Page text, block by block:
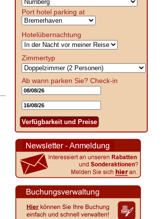
Port hotel parking at
Hotelübernachtung
Zimmertyp
Ab wann parken Sie? Check-in
Verfügbarkeit und Preise